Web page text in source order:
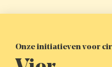
Onze initiatieven voor